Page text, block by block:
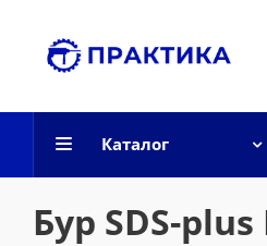
Каталог
Бур SDS-